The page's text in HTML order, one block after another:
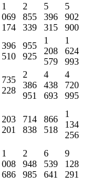
1
069
174
2
855
339
5
396
315
5
902
900
396
510
955
925
1
208
579
1
624
993
735
228
2
386
951
4
438
693
4
720
995
203
201
714
838
866
518
1
134
256
1
008
686
2
948
985
6
539
641
9
128
291